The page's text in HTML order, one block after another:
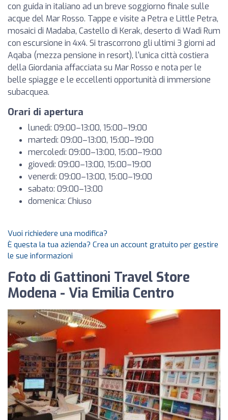
con guida in italiano ad un breve soggiorno finale sulle
acque del Mar Rosso. Tappe e visite a Petra e Little Petra,
mosaici di Madaba, Castello di Kerak, deserto di Wadi Rum
con escursione in 4x4. Si trascorrono gli ultimi 3 giorni ad
Aqaba (mezza pensione in resort), l'unica città costiera
della Giordania affacciata su Mar Rosso e nota per le
belle spiagge e le eccellenti opportunità di immersione
subacquea.
Orari di apertura
lunedì: 09:00–13:00, 15:00–19:00
martedì: 09:00–13:00, 15:00–19:00
mercoledì: 09:00–13:00, 15:00–19:00
giovedì: 09:00–13:00, 15:00–19:00
venerdì: 09:00–13:00, 15:00–19:00
sabato: 09:00–13:00
domenica: Chiuso
Vuoi richiedere una modifica?
È questa la tua azienda? Crea un account gratuito per gestire
le sue informazioni
Foto di Gattinoni Travel Store
Modena - Via Emilia Centro